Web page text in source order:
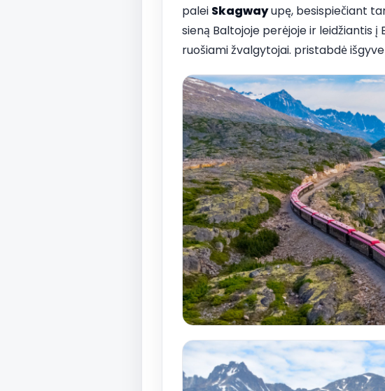
palei Skagwayupę, besispiečiant
sieną Baltojoje perėjoje ir leidžiantis
ruošiami žvalgytojai. pristabdė